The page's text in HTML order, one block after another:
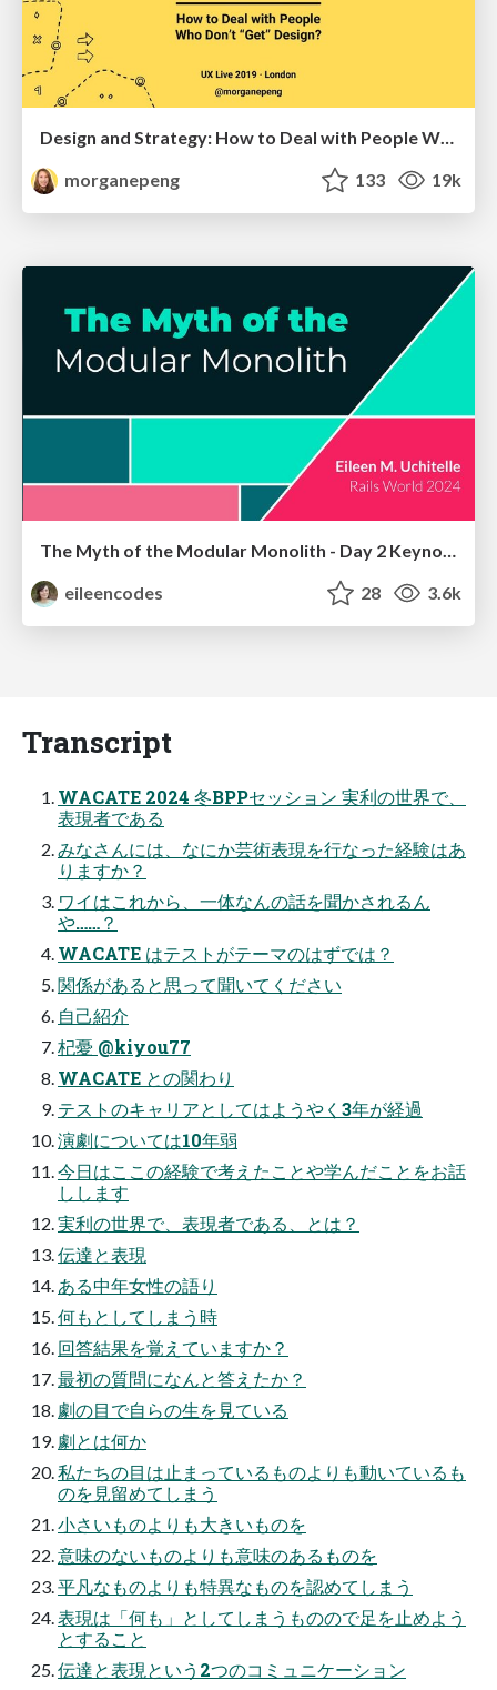
morganepeng
133 19k
The Myth of the Modular Monolith - Day 2 Keynote - Rails World 2024
eileencodes
28 3.6k
Transcript
WACATE 2024 冬BPPセッション 実利の世界で、
表現者である
みなさんには、なにか芸術表現を行なった経験はあ
りますか？
ワイはこれから、一体なんの話を聞かされるん
や……？
WACATE はテストがテーマのはずでは？
関係があると思って聞いてください
自己紹介
杞憂 @kiyou77
WACATE との関わり
テストのキャリアとしてはようやく3年が経過
演劇については10年弱
今日はここの経験で考えたことや学んだことをお話
しします
実利の世界で、表現者である、とは？
伝達と表現
ある中年女性の語り
何もとしてしまう時
回答結果を覚えていますか？
最初の質問になんと答えたか？
劇の目で自らの生を見ている
劇とは何か
私たちの目は止まっているものよりも動いているも
のを見留めてしまう
小さいものよりも大きいものを
意味のないものよりも意味のあるものを
平凡なものよりも特異なものを認めてしまう
表現は「何も」としてしまうものので足を止めよう
とすること
伝達と表現という2つのコミュニケーション